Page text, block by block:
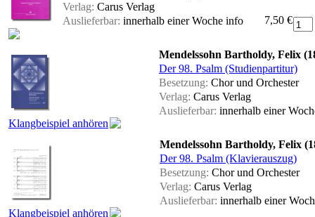
Verlag: Carus Verlag
Auslieferbar: innerhalb einer Woche info 7,50 €
Klangbeispiel anhören
Mendelssohn Bartholdy, Felix
Der 98. Psalm (Studienpartitur)
Besetzung: Chor und Orchester
Verlag: Carus Verlag
Auslieferbar: innerhalb einer
Klangbeispiel anhören
Mendelssohn Bartholdy, Felix
Der 98. Psalm (Klavierauszug)
Besetzung: Chor und Orchester
Verlag: Carus Verlag
Auslieferbar: innerhalb einer